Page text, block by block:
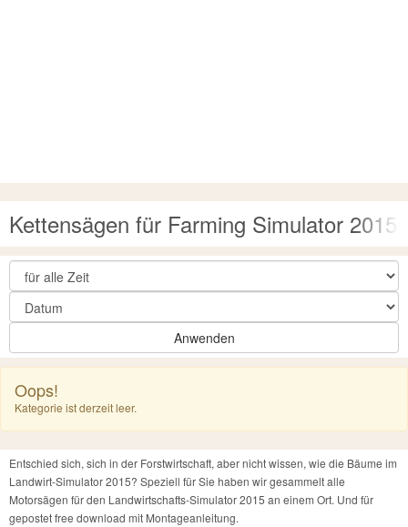
Kettensägen für Farming Simulator 2015
Anwenden
Oops!
Kategorie ist derzeit leer.
Entschied sich, sich in der Forstwirtschaft, aber nicht wissen, wie die Bäume im
Landwirt-Simulator 2015? Speziell für Sie haben wir gesammelt alle
Motorsägen für den Landwirtschafts-Simulator 2015 an einem Ort. Und für
gepostet free download mit Montageanleitung.